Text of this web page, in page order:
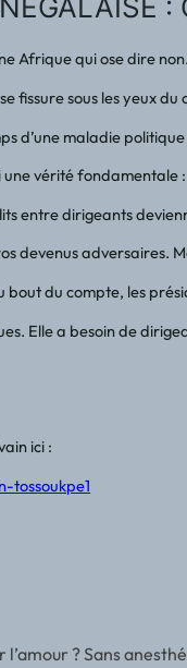
Afrique qui ose dire
fissure sous les yeux
d’une maladie
vérité
entre dirigeants
devenus adversaires.
du compte, les
Elle a besoin de
ici :
tossoukpe1
? Sans